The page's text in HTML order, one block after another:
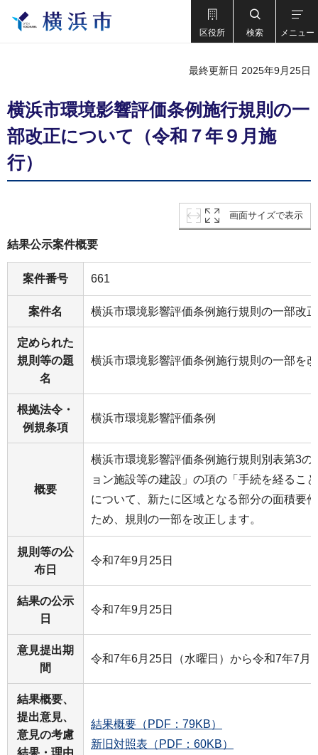
区役所 検索 メニュー
最終更新日 2025年9月25日
横浜市環境影響評価条例施行規則の一
部改正について（令和７年９月施
行）
画面サイズで表示
結果公示案件概要
案件番号 661
案件名 横浜市環境影響評価条例施行規則の一部改
定められた
規則等の題
名
横浜市環境影響評価条例施行規則の一部を
根拠法令・
例規条項
横浜市環境影響評価条例
概要
横浜市環境影響評価条例施行規則別表第3
ョン施設等の建設」の項の「手続を経るこ
について、新たに区域となる部分の面積要
ため、規則の一部を改正します。
規則等の公
布日
令和7年9月25日
結果の公示
日
令和7年9月25日
意見提出期
間
令和7年6月25日（水曜日）から令和7年7月
結果概要、
提出意見、
意見の考慮
結果・理由
結果概要（PDF：79KB）
新旧対照表（PDF：60KB）